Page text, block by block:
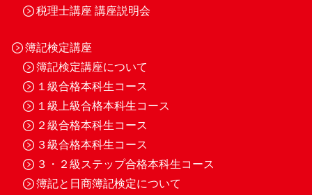
税理士講座 講座説明会
簿記検定講座
簿記検定講座について
１級合格本科生コース
１級上級合格本科生コース
２級合格本科生コース
３級合格本科生コース
３・２級ステップ合格本科生コース
簿記と日商簿記検定について